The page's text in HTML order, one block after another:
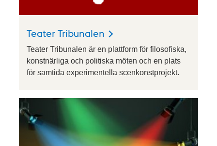
Teater Tribunalen
Teater Tribunalen är en plattform för filosofiska,
konstnärliga och politiska möten och en plats
för samtida experimentella scenkonstprojekt.